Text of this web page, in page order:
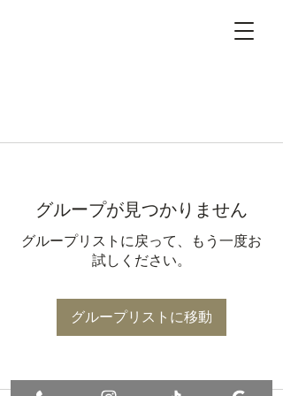
グループが見つかりません
グループリストに戻って、もう一度お
試しください。
グループリストに移動